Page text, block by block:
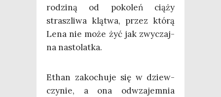
rodzi­ną od poko­leń cią­ży
strasz­li­wa klą­twa, przez któ­rą
Lena nie może żyć jak zwy­czaj­
na nastolatka.
Ethan zako­chu­je się w dziew­
czy­nie, a ona odwza­jem­nia